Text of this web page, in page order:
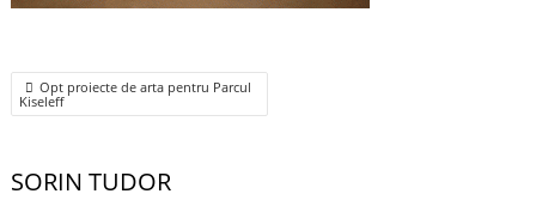
Post
navigation
Opt proiecte de arta pentru Parcul
Kiseleff
SORIN TUDOR